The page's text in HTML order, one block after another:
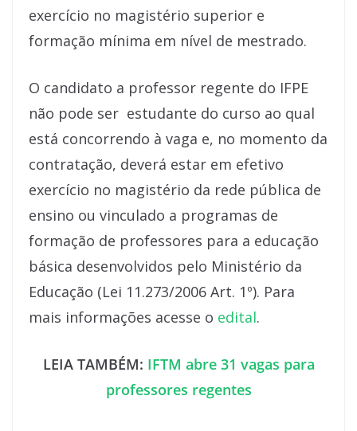
exercício no magistério superior e
formação mínima em nível de mestrado.
O candidato a professor regente do IFPE
não pode ser estudante do curso ao qual
está concorrendo à vaga e, no momento da
contratação, deverá estar em efetivo
exercício no magistério da rede pública de
ensino ou vinculado a programas de
formação de professores para a educação
básica desenvolvidos pelo Ministério da
Educação (Lei 11.273/2006 Art. 1º). Para
mais informações acesse o edital.
LEIA TAMBÉM: IFTM abre 31 vagas para
professores regentes